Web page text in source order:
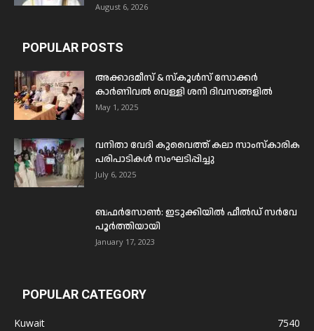
August 6, 2026
POPULAR POSTS
അക്കാദമീസ് & സ്കൂൾസ് സോക്കർ
കാർണിവൽ വെള്ളി ശനി ദിവസങ്ങളിൽ
May 1, 2025
വനിതാ വേദി കുവൈത്ത് കലാ സാംസ്കാരിക
പരിപാടികൾ സംഘടിപ്പിച്ചു
July 6, 2025
ബഫര്‍സോണ്‍: ഇടുക്കിയില്‍ ഫീല്‍ഡ് സര്‍വേ
പൂര്‍ത്തിയായി
January 17, 2023
POPULAR CATEGORY
Kuwait
7540